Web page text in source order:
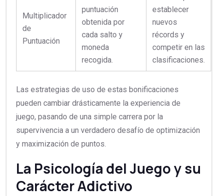
Multiplicador
de
Puntuación
puntuación
obtenida por
cada salto y
moneda
recogida.
establecer
nuevos
récords y
competir en las
clasificaciones.
Las estrategias de uso de estas bonificaciones
pueden cambiar drásticamente la experiencia de
juego, pasando de una simple carrera por la
supervivencia a un verdadero desafío de optimización
y maximización de puntos.
La Psicología del Juego y su
Carácter Adictivo